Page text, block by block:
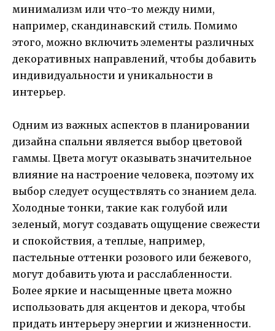
минимализм или что-то между ними,
например, скандинавский стиль. Помимо
этого, можно включить элементы различных
декоративных направлений, чтобы добавить
индивидуальности и уникальности в
интерьер.
Одним из важных аспектов в планировании
дизайна спальни является выбор цветовой
гаммы. Цвета могут оказывать значительное
влияние на настроение человека, поэтому их
выбор следует осуществлять со знанием дела.
Холодные тонки, такие как голубой или
зеленый, могут создавать ощущение свежести
и спокойствия, а теплые, например,
пастельные оттенки розового или бежевого,
могут добавить уюта и расслабленности.
Более яркие и насыщенные цвета можно
использовать для акцентов и декора, чтобы
придать интерьеру энергии и жизненности.